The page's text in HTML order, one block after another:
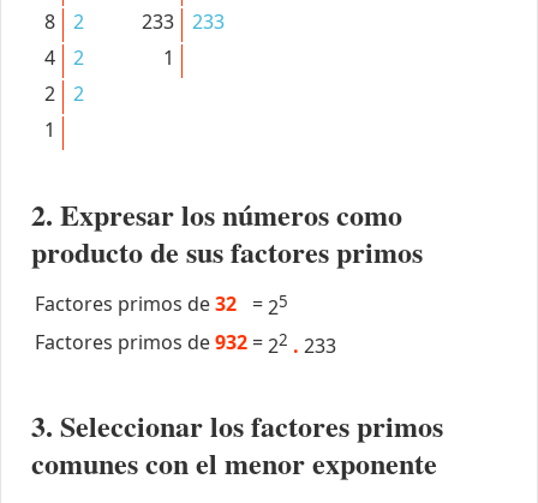
8
2
4
2
2
2
1
233
233
1
2. Expresar los números como
producto de sus factores primos
Factores primos de32 =25
Factores primos de932 =22 . 233
3. Seleccionar los factores primos
comunes con el menor exponente